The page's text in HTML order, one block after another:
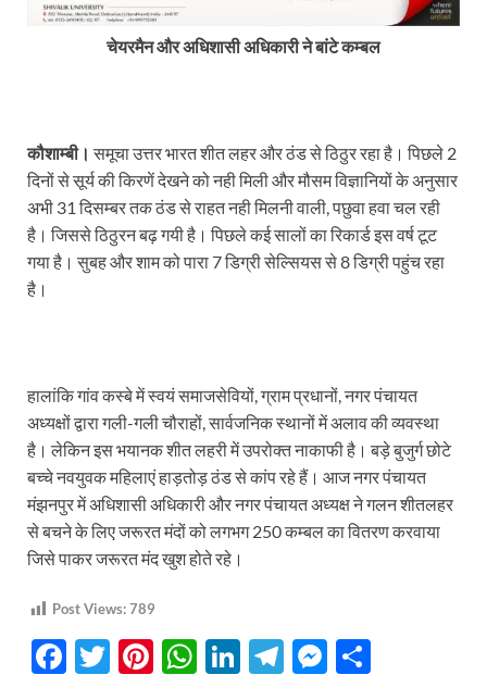
चेयरमैन और अधिशासी अधिकारी ने बांटे कम्बल
कौशाम्बी। समूचा उत्तर भारत शीत लहर और ठंड से ठिठुर रहा है। पिछले 2
दिनों से सूर्य की किरणें देखने को नही मिली और मौसम विज्ञानियों के अनुसार
अभी 31 दिसम्बर तक ठंड से राहत नही मिलनी वाली, पछुवा हवा चल रही
है। जिससे ठिठुरन बढ़ गयी है। पिछले कई सालों का रिकार्ड इस वर्ष टूट
गया है। सुबह और शाम को पारा 7 डिग्री सेल्सियस से 8 डिग्री पहुंच रहा
है।
हालांकि गांव कस्बे में स्वयं समाजसेवियों, ग्राम प्रधानों, नगर पंचायत
अध्यक्षों द्वारा गली-गली चौराहों, सार्वजनिक स्थानों में अलाव की व्यवस्था
है। लेकिन इस भयानक शीत लहरी में उपरोक्त नाकाफी है। बड़े बुजुर्ग छोटे
बच्चे नवयुवक महिलाएं हाड़तोड़ ठंड से कांप रहे हैं। आज नगर पंचायत
मंझनपुर में अधिशासी अधिकारी और नगर पंचायत अध्यक्ष ने गलन शीतलहर
से बचने के लिए जरूरत मंदों को लगभग 250 कम्बल का वितरण करवाया
जिसे पाकर जरूरत मंद खुश होते रहे।
Post Views:789
F
T
Pi W Li
T
M